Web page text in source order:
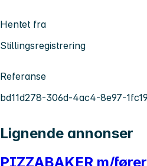
Hentet fra
Stillingsregistrering
Referanse
bd11d278-306d-4ac4-8e97-
Lignende annonser
PIZZABAKER m/